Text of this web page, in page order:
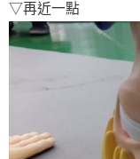
▽再近一點